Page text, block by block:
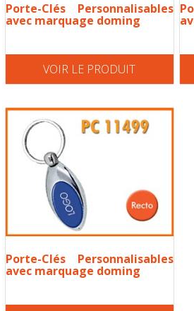
Porte-Clés Personnalisables
avec marquage doming
VOIR LE PRODUIT
Porte-Clés Personnalisables
avec marquage doming